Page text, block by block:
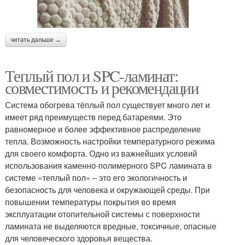
читать дальше →
Теплый пол и SPC-ламинат:
совместимость и рекомендации
Система обогрева тёплый пол существует много лет и
имеет ряд преимуществ перед батареями. Это
равномерное и более эффективное распределение
тепла. Возможность настройки температурного режима
для своего комфорта. Одно из важнейших условий
использования каменно-полимерного SPC ламината в
системе «теплый пол» – это его экологичность и
безопасность для человека и окружающей среды. При
повышении температуры покрытия во время
эксплуатации отопительной системы с поверхности
ламината не выделяются вредные, токсичные, опасные
для человеческого здоровья вещества.